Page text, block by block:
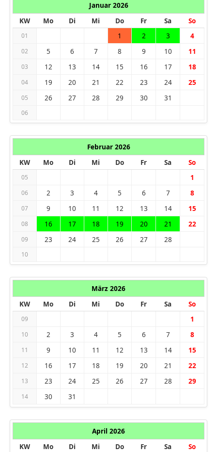
Januar 2026
KW
Mo Di Mi Do Fr Sa So
01 1 2 3 4
02 5 6 7 8 9 10 11
03 12 13 14 15 16 17 18
04 19 20 21 22 23 24 25
05 26 27 28 29 30 31
06
Februar 2026
KW
Mo Di Mi Do Fr Sa So
05 1
06 2 3 4 5 6 7 8
07 9 10 11 12 13 14 15
08 16 17 18 19 20 21 22
09 23 24 25 26 27 28
10
März 2026
KW
Mo Di Mi Do Fr Sa So
09 1
10 2 3 4 5 6 7 8
11 9 10 11 12 13 14 15
12 16 17 18 19 20 21 22
13 23 24 25 26 27 28 29
14 30 31
April 2026
KW
Mo Di Mi Do Fr Sa So